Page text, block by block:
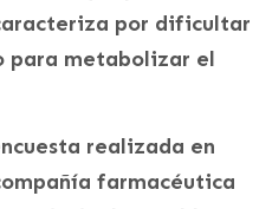
por dificultar
para metabolizar el
realizada en
farmacéutica